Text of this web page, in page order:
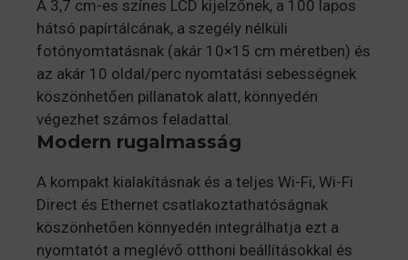
A 3,7 cm-es színes LCD kijelzőnek, a 100 lapos
hátsó papírtálcának, a szegély nélküli
fotónyomtatásnak (akár 10×15 cm méretben) és
az akár 10 oldal/perc nyomtatási sebességnek
köszönhetően pillanatok alatt, könnyedén
végezhet számos feladattal.
Modern rugalmasság
A kompakt kialakításnak és a teljes Wi-Fi, Wi-Fi
Direct és Ethernet csatlakoztathatóságnak
köszönhetően könnyedén integrálhatja ezt a
nyomtatót a meglévő otthoni beállításokkal és